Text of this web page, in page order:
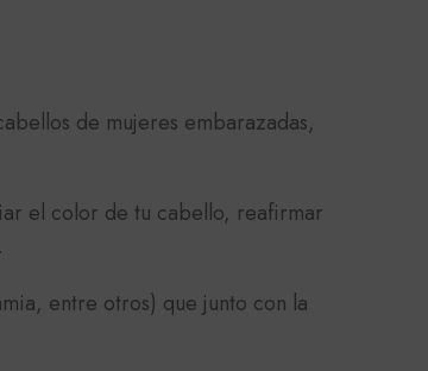
de mujeres embarazadas,
el color de tu cabello, reafirmar
entre otros) que junto con la